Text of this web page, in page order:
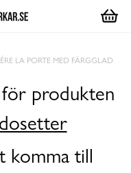
LA PORTE MED FÄRGGLAD
produkten
till